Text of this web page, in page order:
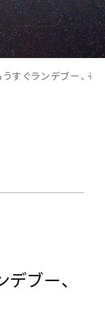
すぐランデブー、そ
ブー、